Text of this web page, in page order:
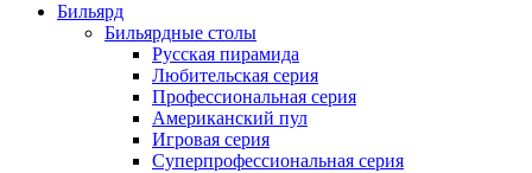
Бильярд
Бильярдные столы
Русская пирамида
Любительская серия
Профессиональная серия
Американский пул
Игровая серия
Суперпрофессиональная серия